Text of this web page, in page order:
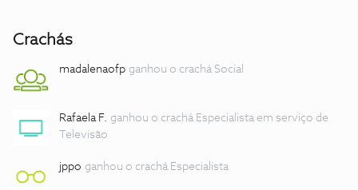
Crachás
madalenaofp ganhou o crachá Social
Rafaela F. ganhou o crachá Especialista em serviço de
Televisão
jppo ganhou o crachá Especialista